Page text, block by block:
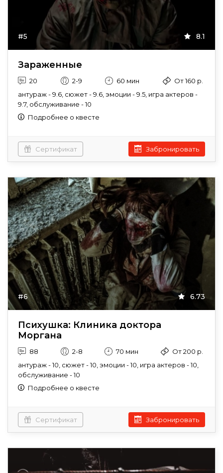
#5 8.1
Зараженные
20 2-9 60 мин
От 160 р.
антураж - 9.6, сюжет - 9.6, эмоции - 9.5, игра актеров -
9.7, обслуживание - 10
Подробнее о квесте
Сертификат Забронировать
#6 6.73
Психушка: Клиника доктора
Моргана
88 2-8 70 мин
От 200 р.
антураж - 10, сюжет - 10, эмоции - 10, игра актеров - 10,
обслуживание - 10
Подробнее о квесте
Сертификат Забронировать